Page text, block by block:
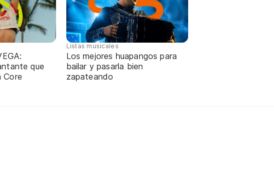
que
Core
Listas musicales
Los mejores huapangos para
bailar y pasarla bien
zapateando